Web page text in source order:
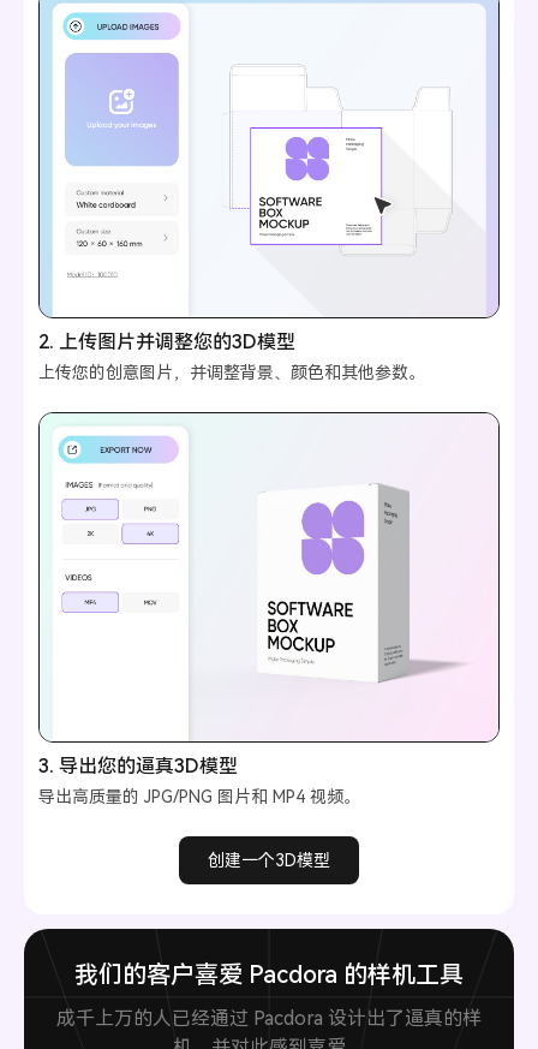
2. 上传图片并调整您的3D模型
上传您的创意图片，并调整背景、颜色和其他参数。
3. 导出您的逼真3D模型
导出高质量的 JPG/PNG 图片和 MP4 视频。
创建一个3D模型
我们的客户喜爱 Pacdora 的样机工具
成千上万的人已经通过 Pacdora 设计出了逼真的样